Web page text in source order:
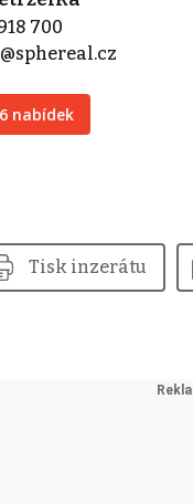
700
nabídek
Tisk inzerátu